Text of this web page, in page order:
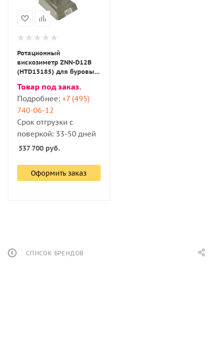
Ротационный
вискозиметр ZNN-D12B
(HTD13185) для буровых
растворов с поверкой
Товар под заказ.
Подробнее: +7 (495)
740-06-12
Срок отгрузки с
поверкой: 33-50 дней
537 700 руб.
Оформить заказ
СПИСОК БРЕНДОВ